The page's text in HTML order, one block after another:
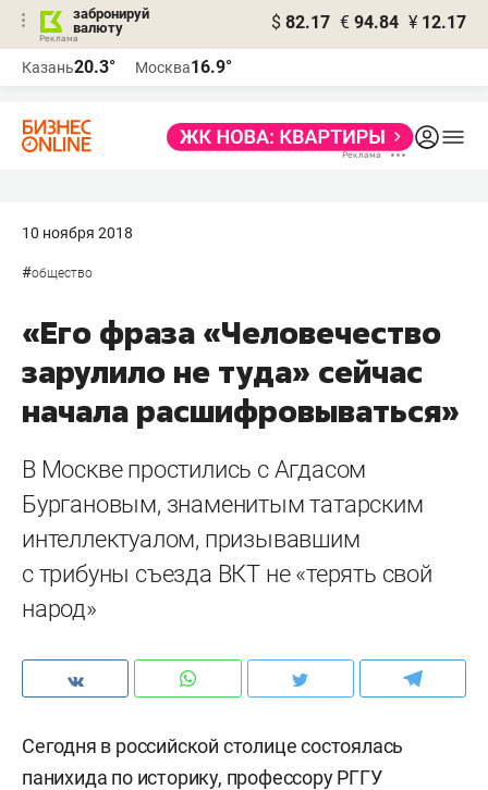
забронируй
валюту
$ 82.17 € 94.84 ¥ 12.17
Казань20.3° Москва16.9°
10 ноября 2018
#общество
«Его фраза «Человечество
зарулило не туда» сейчас
начала расшифровываться»
В Москве простились с Агдасом
Бургановым, знаменитым татарским
интеллектуалом, призывавшим
с трибуны съезда ВКТ не «терять свой
народ»
Сегодня в российской столице состоялась
панихида по историку, профессору РГГУ